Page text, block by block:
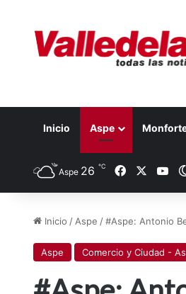
Inicio Aspe
Aspe 26 ℃ Facebook
Inicio / Aspe /#Aspe: Antonio
Aspe Comercio y Ciudad -